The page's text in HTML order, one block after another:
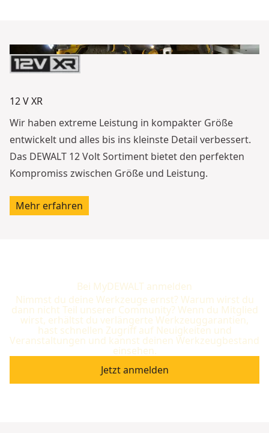
12 V XR
Wir haben extreme Leistung in kompakter Größe
entwickelt und alles bis ins kleinste Detail verbessert.
Das DEWALT 12 Volt Sortiment bietet den perfekten
Kompromiss zwischen Größe und Leistung.
Mehr erfahren
Bei MyDEWALT anmelden
Nimmst du deine Werkzeuge ernst? Warum wirst du
dann nicht Teil unserer Community? Wenn du Mitglied
wirst, erhältst du verlängerte Werkzeuggarantien,
hast schnellen Zugriff auf Neuigkeiten und
Veranstaltungen und kannst deinen Werkzeugbestand
einsehen.
Jetzt anmelden